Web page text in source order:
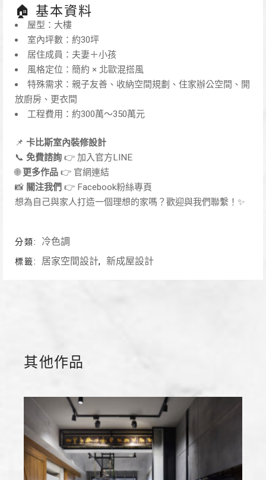
🏠 基本資料
屋型：大樓
室內坪數：約30坪
居住成員：夫妻＋小孩
風格定位：簡約 × 北歐混搭風
特殊需求：親子友善、收納空間規劃、住家辦公空間、開
放廚房、更衣間
工程費用：約300萬～350萬元
📌卡比斯室內裝修設計
📞免費諮詢👉加入官方LINE
🌐更多作品👉 官網連結
📸 關注我們👉 Facebook粉絲專頁
想為自己與家人打造一個理想的家嗎？歡迎與我們聯繫！✨
分類: 冷色調
標籤: 居家空間設計, 新成屋設計
其他作品